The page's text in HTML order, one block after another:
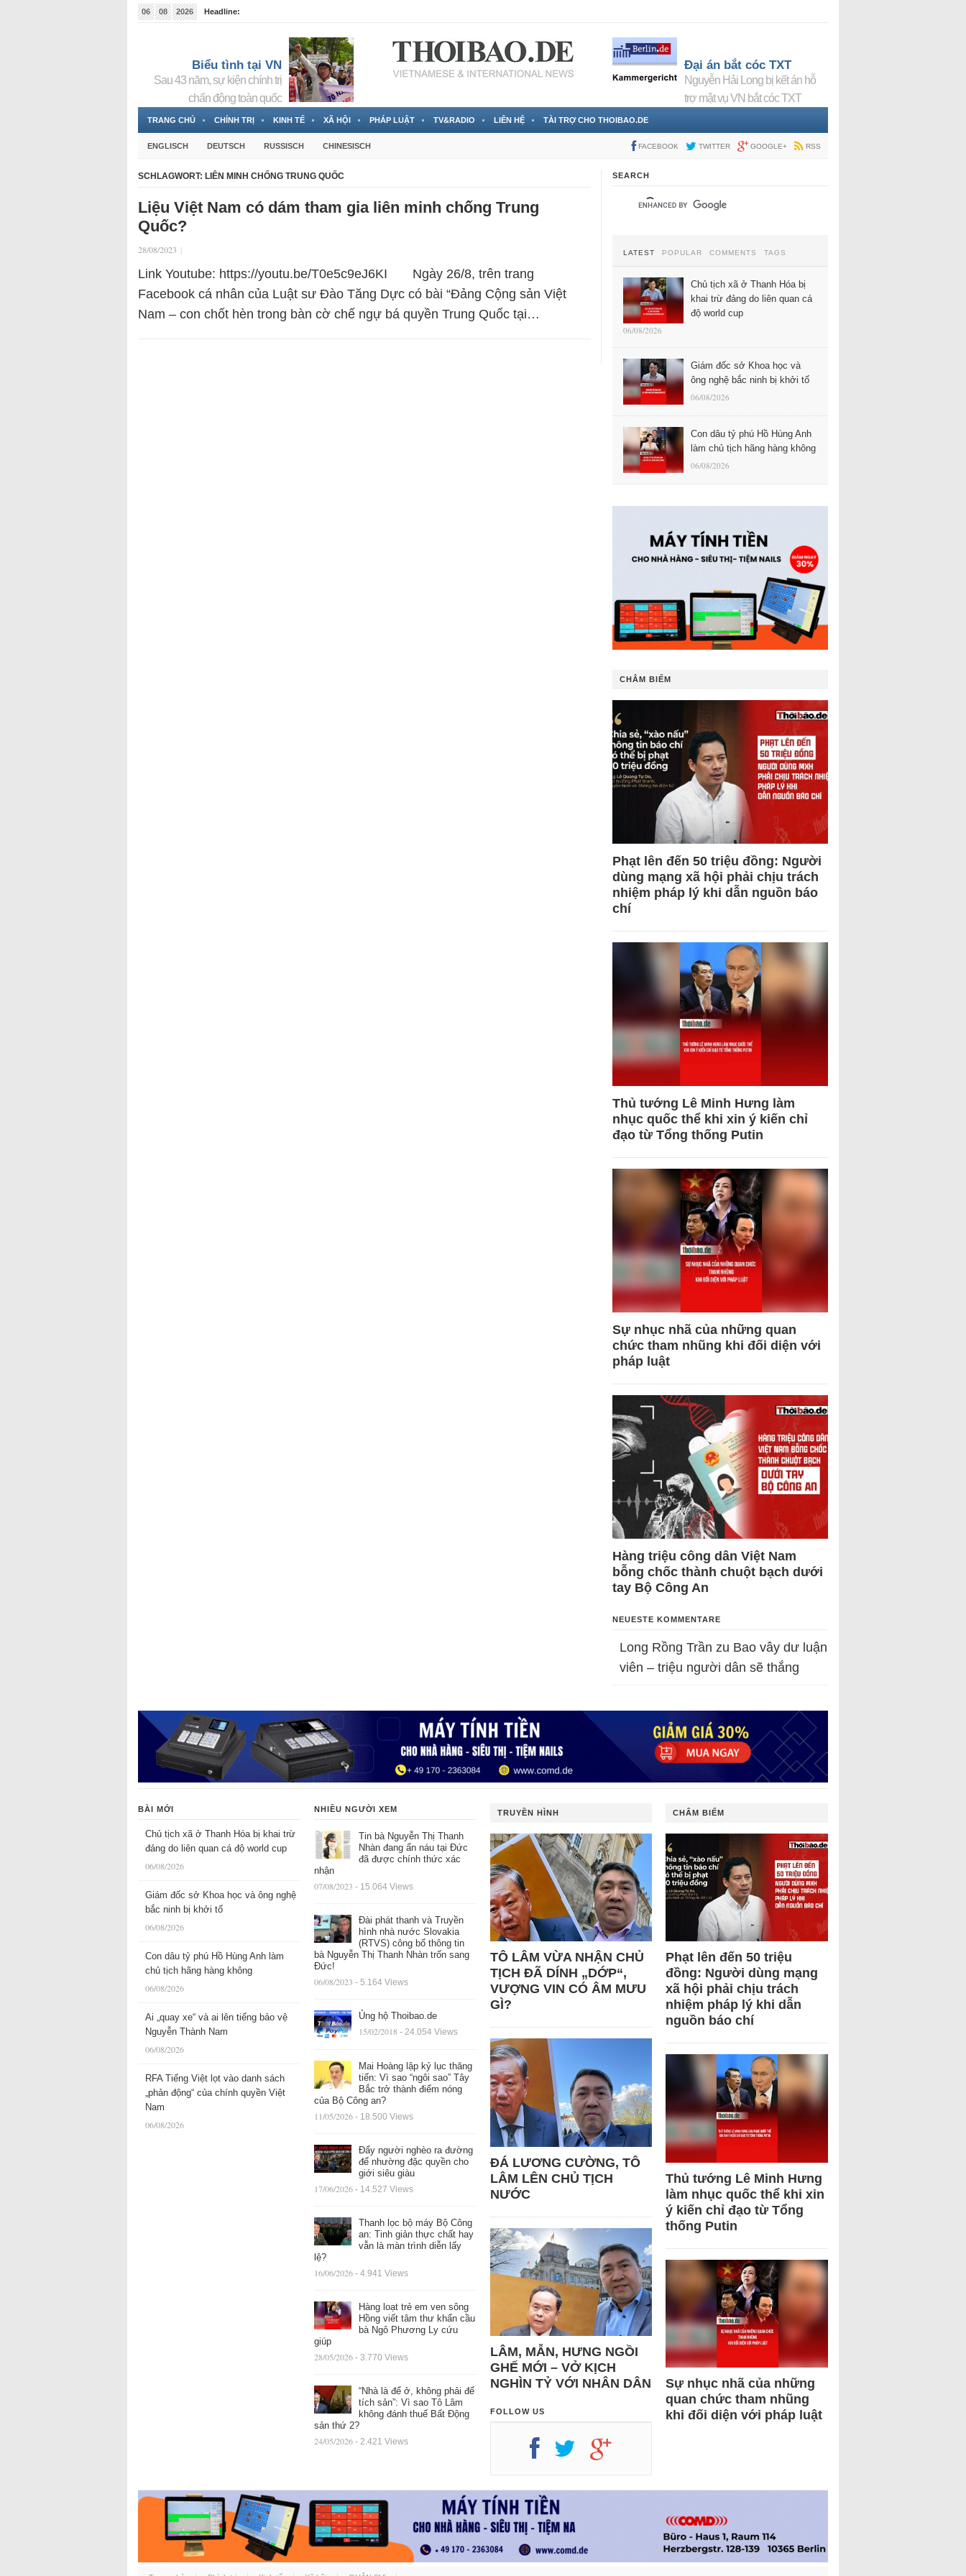
06 08 2026
Headline:
Biểu tình tại VN
Sau 43 năm, sự kiện chính trị
chấn động toàn quốc
Đại án bắt cóc TXT
Nguyễn Hải Long bị kết án hỗ
trợ mật vụ VN bắt cóc TXT
TRANG CHỦ CHÍNH TRỊ KINH TẾ XÃ HỘI PHÁP LUẬT TV&RADIO LIÊN HỆ TÀI TRỢ CHO THOIBAO.DE
ENGLISCH DEUTSCH RUSSISCH CHINESISCH FACEBOOK TWITTER GOOGLE+ RSS
SCHLAGWORT: LIÊN MINH CHỐNG TRUNG QUỐC
Liệu Việt Nam có dám tham gia liên minh chống Trung
Quốc?
28/08/2023 |
Link Youtube: https://youtu.be/T0e5c9eJ6KI Ngày 26/8, trên trang
Facebook cá nhân của Luật sư Đào Tăng Dực có bài “Đảng Cộng sản Việt
Nam – con chốt hèn trong bàn cờ chế ngự bá quyền Trung Quốc tại…
SEARCH
LATEST POPULAR COMMENTS TAGS
Chủ tịch xã ở Thanh Hóa bị
khai trừ đảng do liên quan cá
độ world cup
06/08/2026
Giám đốc sở Khoa học và
ông nghệ bắc ninh bị khởi tố
06/08/2026
Con dâu tỷ phú Hồ Hùng Anh
làm chủ tịch hãng hàng không
06/08/2026
CHÂM BIẾM
Phạt lên đến 50 triệu đồng: Người
dùng mạng xã hội phải chịu trách
nhiệm pháp lý khi dẫn nguồn báo
chí
Thủ tướng Lê Minh Hưng làm
nhục quốc thể khi xin ý kiến chỉ
đạo từ Tổng thống Putin
Sự nhục nhã của những quan
chức tham nhũng khi đối diện với
pháp luật
Hàng triệu công dân Việt Nam
bỗng chốc thành chuột bạch dưới
tay Bộ Công An
NEUESTE KOMMENTARE
Long Rồng Trần zu Bao vây dư luận
viên – triệu người dân sẽ thắng
BÀI MỚI
Chủ tịch xã ở Thanh Hóa bị khai trừ
đảng do liên quan cá độ world cup
06/08/2026
Giám đốc sở Khoa học và ông nghệ
bắc ninh bị khởi tố
06/08/2026
Con dâu tỷ phú Hồ Hùng Anh làm
chủ tịch hãng hàng không
06/08/2026
Ai „quay xe“ và ai lên tiếng bảo vệ
Nguyễn Thành Nam
06/08/2026
RFA Tiếng Việt lọt vào danh sách
„phản động“ của chính quyền Việt
Nam
06/08/2026
NHIỀU NGƯỜI XEM
Tin bà Nguyễn Thị Thanh
Nhàn đang ẩn náu tại Đức
đã được chính thức xác
nhận
07/08/2023 - 15.064 Views
Đài phát thanh và Truyền
hình nhà nước Slovakia
(RTVS) công bố thông tin
bà Nguyễn Thị Thanh Nhàn trốn sang
Đức!
06/08/2023 - 5.164 Views
Ủng hộ Thoibao.de
15/02/2018 - 24.054 Views
Mai Hoàng lập kỷ lục thăng
tiến: Vì sao “ngôi sao” Tây
Bắc trở thành điểm nóng
của Bộ Công an?
11/05/2026 - 18.500 Views
Đẩy người nghèo ra đường
để nhường đặc quyền cho
giới siêu giàu
17/06/2026 - 14.527 Views
Thanh lọc bộ máy Bộ Công
an: Tinh giản thực chất hay
vẫn là màn trình diễn lấy
lệ?
16/06/2026 - 4.941 Views
Hàng loạt trẻ em ven sông
Hồng viết tâm thư khẩn cầu
bà Ngô Phương Ly cứu
giúp
28/05/2026 - 3.770 Views
“Nhà là để ở, không phải để
tích sản”: Vì sao Tô Lâm
không đánh thuế Bất Động
sản thứ 2?
24/05/2026 - 2.421 Views
TRUYỀN HÌNH
TÔ LÂM VỪA NHẬN CHỦ
TỊCH ĐÃ DÍNH „DỚP“,
VƯỢNG VIN CÓ ÂM MƯU
GÌ?
ĐÁ LƯƠNG CƯỜNG, TÔ
LÂM LÊN CHỦ TỊCH
NƯỚC
LÂM, MẪN, HƯNG NGỒI
GHẾ MỚI – VỞ KỊCH
NGHÌN TỶ VỚI NHÂN DÂN
FOLLOW US
CHÂM BIẾM
Phạt lên đến 50 triệu
đồng: Người dùng mạng
xã hội phải chịu trách
nhiệm pháp lý khi dẫn
nguồn báo chí
Thủ tướng Lê Minh Hưng
làm nhục quốc thể khi xin
ý kiến chỉ đạo từ Tổng
thống Putin
Sự nhục nhã của những
quan chức tham nhũng
khi đối diện với pháp luật